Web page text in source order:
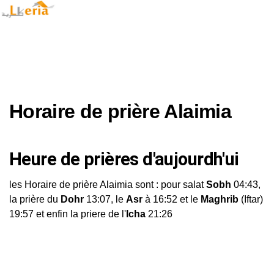
Horaire de prière Alaimia
Heure de prières d'aujourdh'ui
les Horaire de prière Alaimia sont : pour salatSobh 04:43,
la prière du Dohr 13:07, le Asr à 16:52 et le Maghrib (Iftar)
19:57 et enfin la priere de l' Icha 21:26